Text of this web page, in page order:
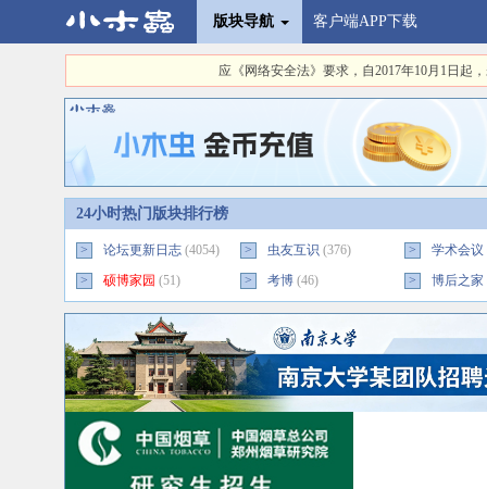
版块导航 客户端APP下载
应《网络安全法》要求，自2017年10月1日起
24小时热门版块排行榜
> 论坛更新日志(4054) > 虫友互识 (376) > 学术会议
>
硕博家园 (51) > 考博(46) > 博后之家